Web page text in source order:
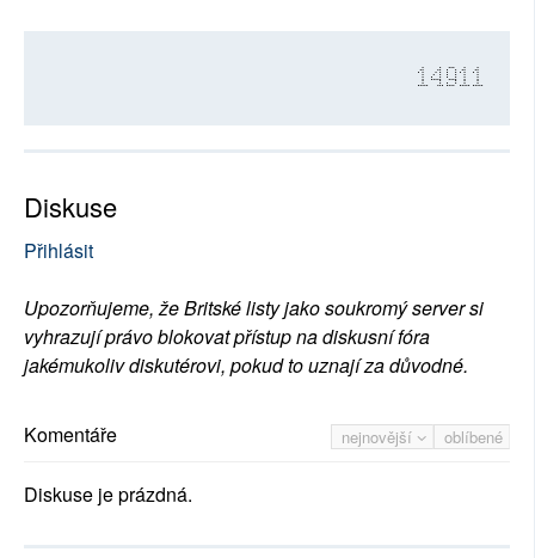
14911
Diskuse
Přihlásit
Upozorňujeme, že Britské listy jako soukromý server si
vyhrazují právo blokovat přístup na diskusní fóra
jakémukoliv diskutérovi, pokud to uznají za důvodné.
nejnovější oblíbené
Komentáře
Diskuse je prázdná.